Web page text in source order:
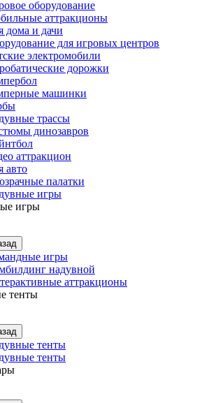
оборудование
аттракционы
дома и дачи
для игровых центров
электромобили
дорожки
машинки
трассы
динозавров
аттракцион
авто
палатки
игры
игры
игры
надувной
аттракционы
тенты
тенты
тенты